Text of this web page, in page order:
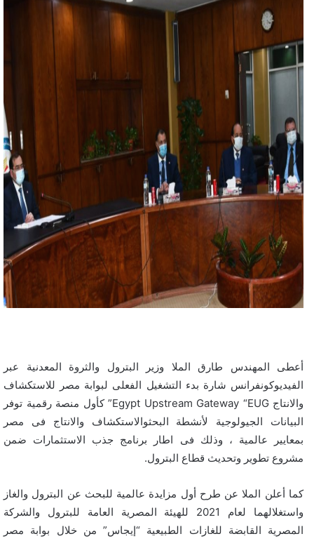
أعطى المهندس طارق الملا وزير البترول والثروة المعدنية عبر
الفيديوكونفرانس شارة بدء التشغيل الفعلى لبوابة مصر للاستكشاف
والانتاج Egypt Upstream Gateway “EUG” كأول منصة رقمية توفر
البيانات الجيولوجية لأنشطة البحثوالاستكشاف والانتاج فى مصر
بمعايير عالمية ، وذلك فى اطار برنامج جذب الاستثمارات ضمن
مشروع تطوير وتحديث قطاع البترول.
كما أعلن الملا عن طرح أول مزايدة عالمية للبحث عن البترول والغاز
واستغلالهما لعام 2021 للهيئة المصرية العامة للبترول والشركة
المصرية القابضة للغازات الطبيعية “إيجاس” من خلال بوابة مصر